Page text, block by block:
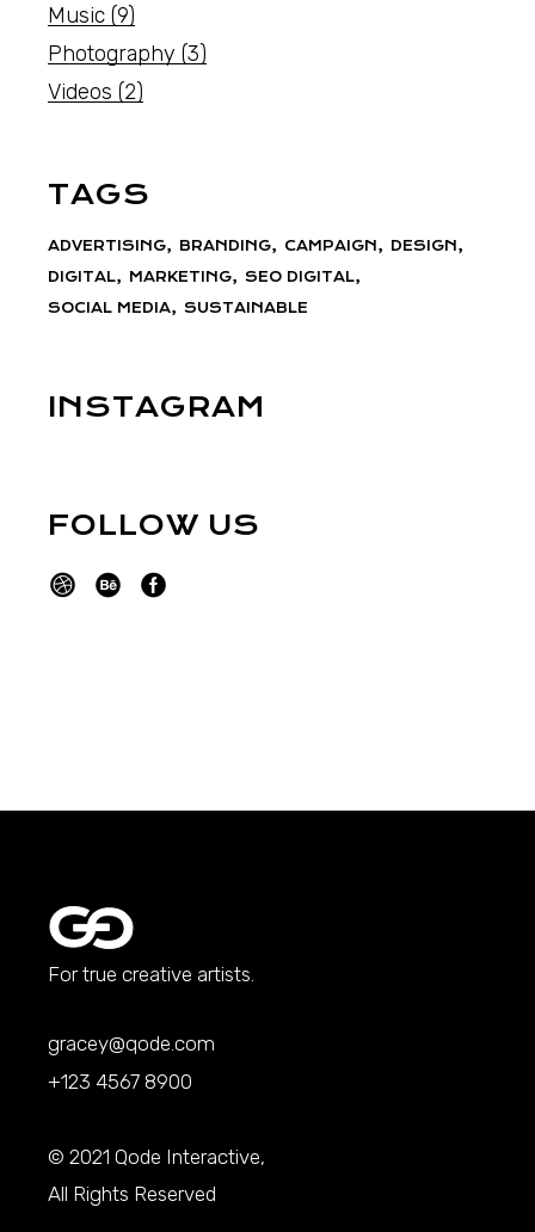
Music (9)
Photography (3)
Videos (2)
TAGS
ADVERTISING BRANDING CAMPAIGN
DESIGN
DIGITAL
MARKETING
SEO DIGITAL
SOCIAL MEDIA
SUSTAINABLE
INSTAGRAM
FOLLOW US
For true creative artists.
gracey@qode.com
+123 4567 8900
© 2021Qode Interactive,
All Rights Reserved